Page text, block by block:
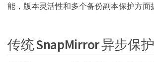
能，版本灵活性和多个备份副本保护方面
传统 SnapMirror 异步保